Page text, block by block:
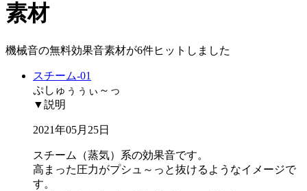
素材
機械音の無料効果音素材が6件ヒットしました
スチーム-01
ぷしゅぅぅぃ～っ
▼説明
2021年05月25日
スチーム（蒸気）系の効果音です。
高まった圧力がプシュ～っと抜けるようなイメージで
す。